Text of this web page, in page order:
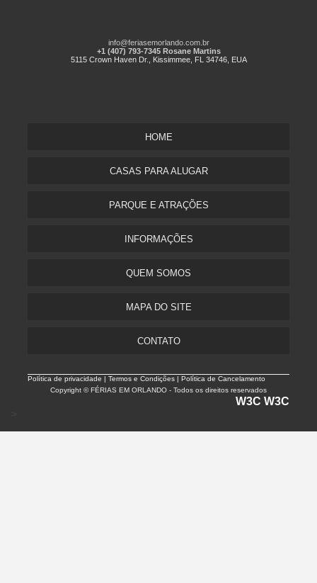
info@feriasemorlando.com.br
+1 (407) 793-7345 Rosane Martins
5115 Crown Haven Dr., Kissimmee, FL 34746, EUA
HOME
CASAS PARA ALUGAR
PARQUE E ATRAÇÕES
INFORMAÇÕES
QUEM SOMOS
MAPA DO SITE
CONTATO
Política de privacidade |Termos e Condições | Política de Cancelamento
Copyright © FÉRIAS EM ORLANDO - Todos os direitos reservados
W3C W3C